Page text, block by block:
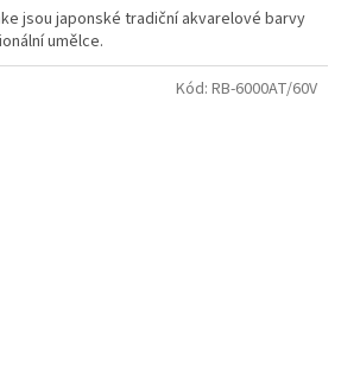
jsou japonské tradiční akvarelové barvy
umělce.
Kód: RB-6000AT/60V